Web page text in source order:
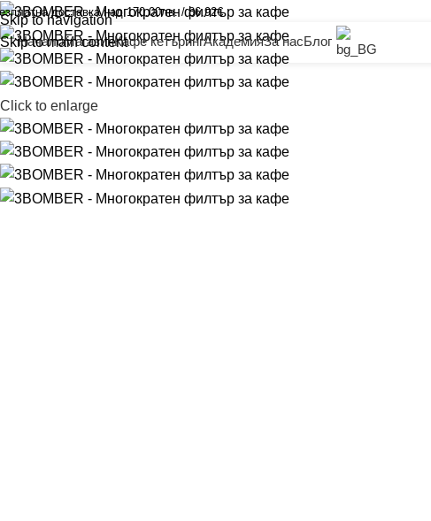
Skip to navigation
Skip to main content
доставка над 170.00лв. / 86.92€
НачалоМагазинКафе кетърингАкадемияЗа насБлог
Click to enlarge